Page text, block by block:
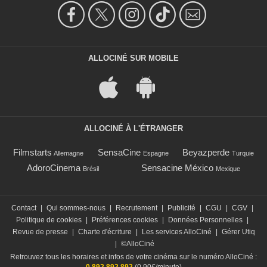
ALLOCINÉ SUR MOBILE
ALLOCINÉ À L'ÉTRANGER
Filmstarts Allemagne SensaCine Espagne Beyazperde Turquie
AdoroCinema Brésil Sensacine México Mexique
Contact Qui sommes-nous Recrutement Publicité CGU CGV
Politique de cookies
Préférences cookies Données Personnelles
Revue de presse
Charte d'écriture Les services AlloCiné
Gérer Utiq
©AlloCiné
Retrouvez tous les horaires et infos de votre cinéma sur le numéro AlloCiné :